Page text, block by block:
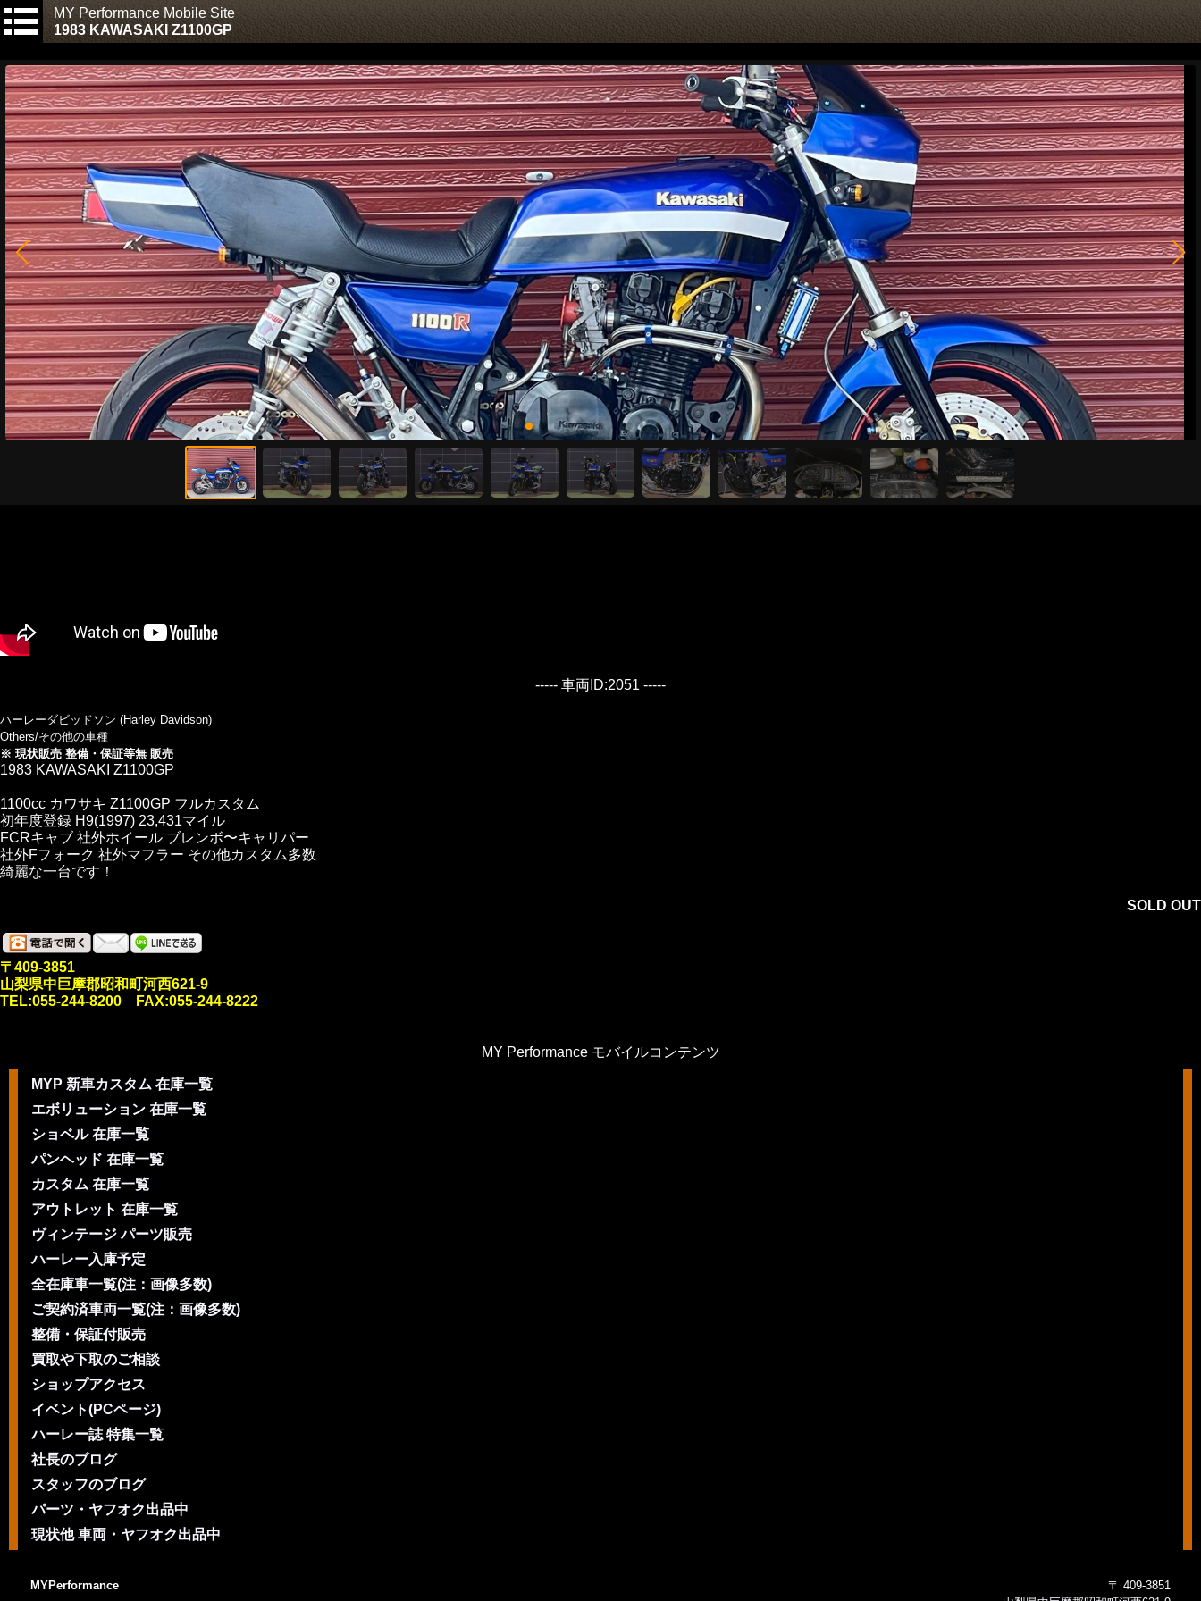
MY Performance Mobile Site
1983 KAWASAKI Z1100GP
----- 車両ID:2051 -----
ハーレーダビッドソン (Harley Davidson)
Others/その他の車種
※ 現状販売 整備・保証等無 販売
1983 KAWASAKI Z1100GP
1100cc カワサキ Z1100GP フルカスタム
初年度登録 H9(1997) 23,431マイル
FCRキャブ 社外ホイール ブレンボ〜キャリパー
社外Fフォーク 社外マフラー その他カスタム多数
綺麗な一台です！
SOLD OUT
〒409-3851
山梨県中巨摩郡昭和町河西621-9
TEL:055-244-8200 FAX:055-244-8222
MY Performance モバイルコンテンツ
MYP 新車カスタム 在庫一覧
エボリューション 在庫一覧
ショベル 在庫一覧
パンヘッド 在庫一覧
カスタム 在庫一覧
アウトレット 在庫一覧
ヴィンテージ パーツ販売
ハーレー入庫予定
全在庫車一覧(注：画像多数)
ご契約済車両一覧(注：画像多数)
整備・保証付販売
買取や下取のご相談
ショップアクセス
イベント(PCページ)
ハーレー誌 特集一覧
社長のブログ
スタッフのブログ
パーツ・ヤフオク出品中
現状他 車両・ヤフオク出品中
MYPerformance
〒 409-3851